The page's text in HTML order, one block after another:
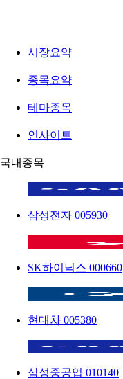
시장요약
종목요약
테마종목
인사이트
국내종목
삼성전자 005930
SK하이닉스 000660
현대차 005380
삼성중공업 010140